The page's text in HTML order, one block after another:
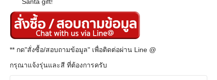
** กด"สั่งซื้อ/สอบถามข้อมูล" เพื่อติดต่อผ่าน Line @
กรุณาแจ้งรุ่นและสี ที่ต้องการครับ